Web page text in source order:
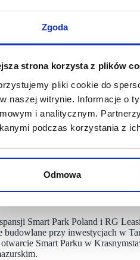
Zgoda
strona korzysta z plików
pliki cookie do
naszej witrynie. Informacje o
i analitycznym.
podczas korzystania z
Odmowa
z harmonogramem.
Grodkowie, tuż przy wjeździe
planowane jest na przełom 2025
m² nowoczesnej powierzchni
z kluczowych atutów tego
dla mieszkańców
w mieście sprawia, że
Sonia Dworak, Leasing
to kolejna realizacja
wysokim potencjale, ale
Smart Park Poland i RG
budowlane przy inwestycjach w
Smart Parku w